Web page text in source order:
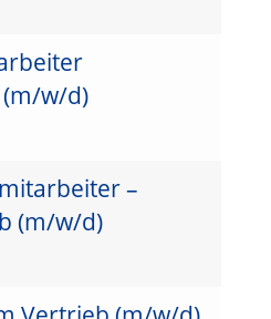
w/d)
–
(m/w/d)